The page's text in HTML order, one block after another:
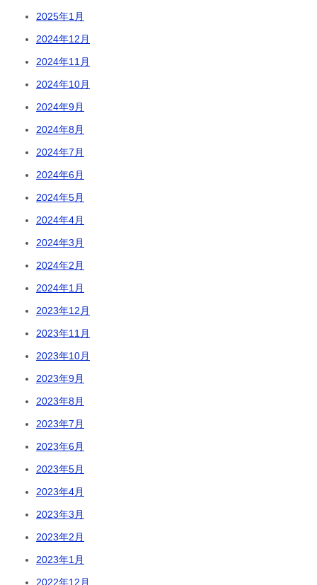
2025年1月
2024年12月
2024年11月
2024年10月
2024年9月
2024年8月
2024年7月
2024年6月
2024年5月
2024年4月
2024年3月
2024年2月
2024年1月
2023年12月
2023年11月
2023年10月
2023年9月
2023年8月
2023年7月
2023年6月
2023年5月
2023年4月
2023年3月
2023年2月
2023年1月
2022年12月